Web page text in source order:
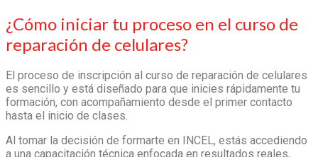
¿Cómo iniciar tu proceso en el curso de
reparación de celulares?
El proceso de inscripción al curso de reparación de celulares
es sencillo y está diseñado para que inicies rápidamente tu
formación, con acompañamiento desde el primer contacto
hasta el inicio de clases.
Al tomar la decisión de formarte en INCEL, estás accediendo
a una capacitación técnica enfocada en resultados reales,